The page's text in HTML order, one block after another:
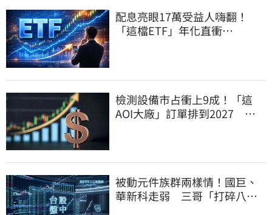
配息亮眼17萬受益人嗨翻！
「這檔ETF」年化直衝
檢測設備市占衝上9成！「這
AOI大廠」訂單排到2027 目
被動元件族群兩樣情！國巨、
華新科走弱 三哥「打碎八卦